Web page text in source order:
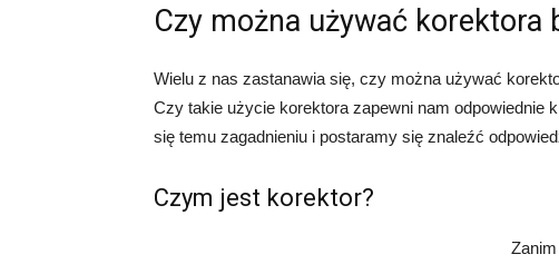
Czy można używać korektora
Wielu z nas zastanawia się, czy można używać
Czy takie użycie korektora zapewni nam
się temu zagadnieniu i postaramy się znaleźć
Czym jest korektor?